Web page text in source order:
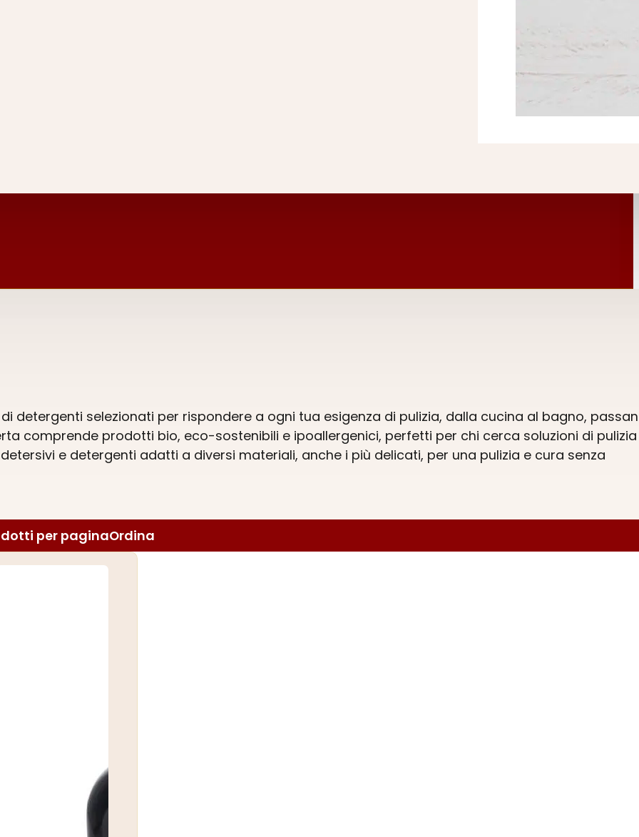
detergenti selezionati per rispondere a ogni tua esigenza di pulizia, dalla cucina al bagno,
comprende prodotti bio, eco-sostenibili e ipoallergenici, perfetti per chi cerca soluzioni di pulizia
e detergenti adatti a diversi materiali, anche i più delicati, per una pulizia e cura senza
per la casa e trova il prodotto giusto per ogni tua necessità. Pulire la tua casa in modo
per paginaOrdina